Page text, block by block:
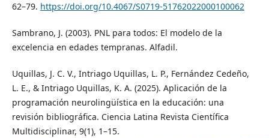
62–79. https://doi.org/10.4067/S0719-51762022000100062
Sambrano, J. (2003). PNL para todos: El modelo de la
excelencia en edades tempranas. Alfadil.
Uquillas, J. C. V., Intriago Uquillas, L. P., Fernández Cedeño,
L. E., & Intriago Uquillas, K. A. (2025). Aplicación de la
programación neurolingüística en la educación: una
revisión bibliográfica. Ciencia Latina Revista Científica
Multidisciplinar, 9(1), 1–15.